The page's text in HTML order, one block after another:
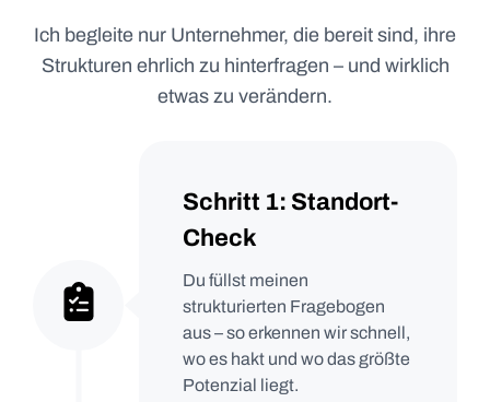
Ich begleite nur Unternehmer, die bereit sind, ihre
Strukturen ehrlich zu hinterfragen – und wirklich
etwas zu verändern.
Schritt 1: Standort-
Check
Du füllst meinen
strukturierten Fragebogen
aus – so erkennen wir schnell,
wo es hakt und wo das größte
Potenzial liegt.